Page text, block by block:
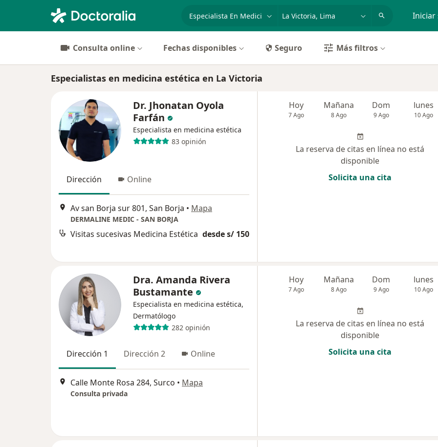
Iniciar
Consulta online Fechas disponibles Seguro Más filtros
Especialistas en medicina estética en La Victoria
Dr. Jhonatan Oyola
Farfán
Especialista en medicina estética
83 opinión
Dirección Online
Av san Borja sur 801, San Borja • Mapa
DERMALINE MEDIC - SAN BORJA
Visitas sucesivas Medicina Estética desde s/ 150
Hoy
7 Ago
Mañana
8 Ago
Dom
9 Ago
lunes
10 Ago
La reserva de citas en línea no está
disponible
Solicita una cita
Dra. Amanda Rivera
Bustamante
Especialista en medicina estética,
Dermatólogo
282 opinión
Dirección 1 Dirección 2 Online
Calle Monte Rosa 284, Surco • Mapa
Consulta privada
Hoy
7 Ago
Mañana
8 Ago
Dom
9 Ago
lunes
10 Ago
La reserva de citas en línea no está
disponible
Solicita una cita